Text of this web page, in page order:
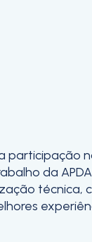
participação
da
técnica,